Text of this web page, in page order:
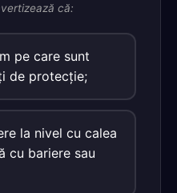
că:
pe care sunt
de protecţie;
la nivel cu calea
cu bariere sau